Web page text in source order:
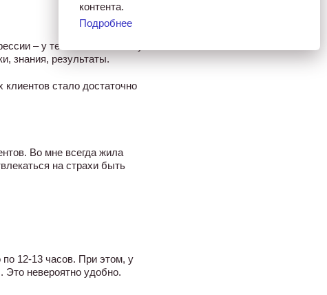
– у тебя появляется пул
знания, результаты.
стало достаточно
Во мне всегда жила
на страхи быть
12-13 часов. При этом, у
Это невероятно удобно.
контента.
Подробнее